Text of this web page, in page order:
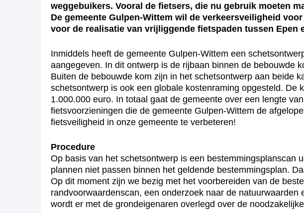
weggebuikers. Vooral de fietsers, die nu gebruik moeten
De gemeente Gulpen-Wittem wil de verkeersveiligheid
voor de realisatie van vrijliggende fietspaden tussen Epen
Inmiddels heeft de gemeente Gulpen-Wittem een
aangegeven. In dit ontwerp is de rijbaan binnen de bebouwde
Buiten de bebouwde kom zijn in het schetsontwerp aan beide
schetsontwerp is ook een globale kostenraming opgesteld.
1.000.000 euro. In totaal gaat de gemeente over een lengte
fietsvoorzieningen die de gemeente Gulpen-Wittem de
fietsveiligheid in onze gemeente te verbeteren!
Procedure
Op basis van het schetsontwerp is een bestemmingsplanscan
plannen niet passen binnen het geldende bestemmingsplan.
Op dit moment zijn we bezig met het voorbereiden van de
randvoorwaardenscan, een onderzoek naar de
wordt er met de grondeigenaren overlegd over de